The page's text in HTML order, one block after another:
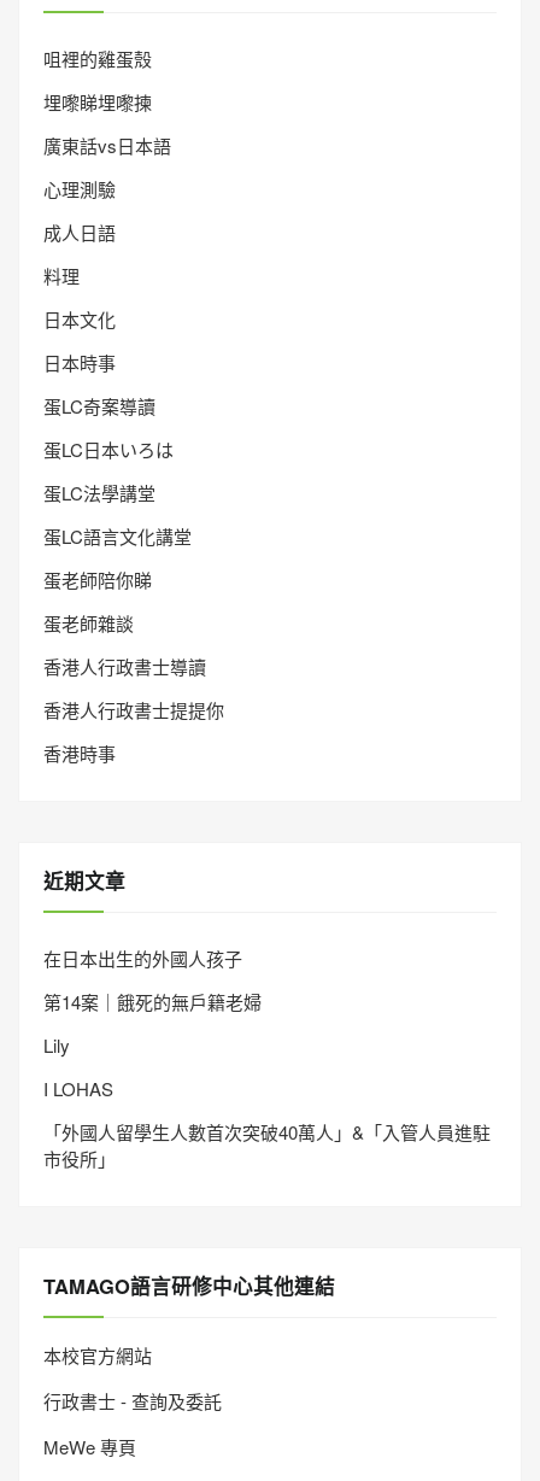
咀裡的雞蛋殼
埋嚟睇埋嚟揀
廣東話vs日本語
心理測驗
成人日語
料理
日本文化
日本時事
蛋LC奇案導讀
蛋LC日本いろは
蛋LC法學講堂
蛋LC語言文化講堂
蛋老師陪你睇
蛋老師雜談
香港人行政書士導讀
香港人行政書士提提你
香港時事
近期文章
在日本出生的外國人孩子
第14案｜餓死的無戶籍老婦
Lily
I LOHAS
「外國人留學生人數首次突破40萬人」&「入管人員進駐
市役所」
TAMAGO語言研修中心其他連結
本校官方網站
行政書士 - 查詢及委託
MeWe 專頁